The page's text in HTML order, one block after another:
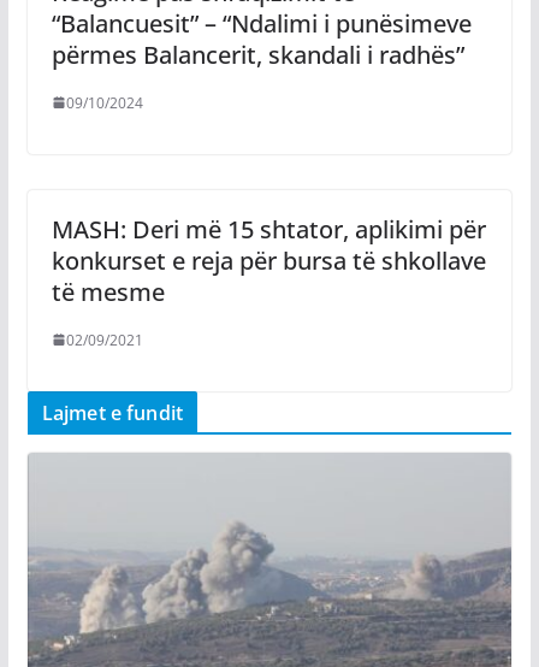
“Balancuesit” – “Ndalimi i punësimeve
përmes Balancerit, skandali i radhës”
09/10/2024
MASH: Deri më 15 shtator, aplikimi për
konkurset e reja për bursa të shkollave
të mesme
02/09/2021
Lajmet e fundit